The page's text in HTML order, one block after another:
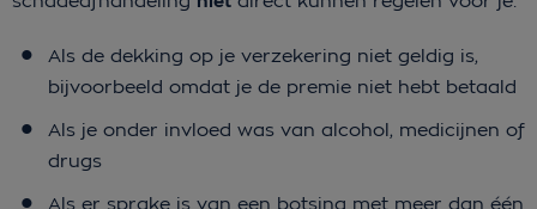
Als de dekking op je verzekering niet geldig is,
bijvoorbeeld omdat je de premie niet hebt betaald
Als je onder invloed was van alcohol, medicijnen of
drugs
Als er sprake is van een botsing met meer dan één